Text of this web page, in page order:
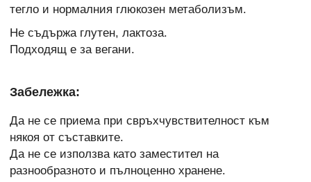
тегло и нормалния глюкозен метаболизъм.
Не съдържа глутен, лактоза.
Подходящ е за вегани.
Забележка:
Да не се приема при свръхчувствителност към
някоя от съставките.
Да не се използва като заместител на
разнообразното и пълноценно хранене.